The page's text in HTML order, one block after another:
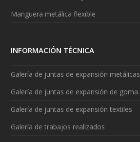
Manguera metálica flexible
INFORMACIÓN TÉCNICA
Galería de juntas de expansión metálicas
Galería de juntas de expansión de goma
Galería de juntas de expansión textiles
Galería de trabajos realizados